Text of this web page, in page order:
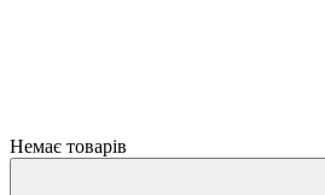
Немає товарів